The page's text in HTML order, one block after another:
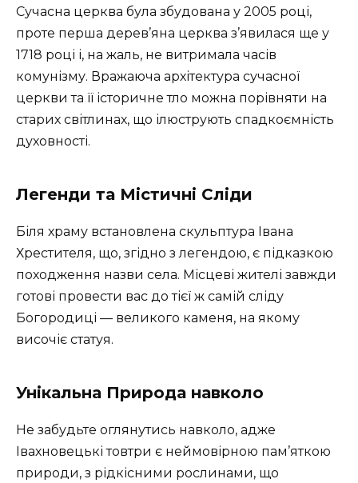
Сучасна церква була збудована у 2005 році,
проте перша дерев’яна церква з’явилася ще у
1718 році і, на жаль, не витримала часів
комунізму. Вражаюча архітектура сучасної
церкви та її історичне тло можна порівняти на
старих світлинах, що ілюструють спадкоємність
духовності.
Легенди та Містичні Сліди
Біля храму встановлена скульптура Івана
Хрестителя, що, згідно з легендою, є підказкою
походження назви села. Місцеві жителі завжди
готові провести вас до тієї ж самій сліду
Богородиці — великого каменя, на якому
височіє статуя.
Унікальна Природа навколо
Не забудьте оглянутись навколо, адже
Івахновецькі товтри є неймовірною пам’яткою
природи, з рідкісними рослинами, що